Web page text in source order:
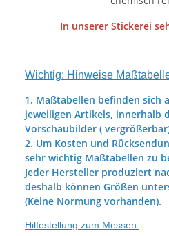
In unserer Stickerei
Wichtig: Hinweise
1. Maßtabellen befinden sich
jeweiligen Artikels, innerhalb
Vorschaubilder (
2. Um Kosten und
sehr wichtig Maßtabellen zu
Jeder Hersteller produziert
deshalb können Größen
(Keine Normung vorhanden).
Hilfestellung zum Messen: